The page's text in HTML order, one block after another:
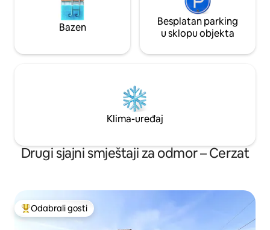
Bazen
Besplatan parking
u sklopu objekta
Klima-uređaj
Drugi sjajni smještaji za odmor – Cerzat
Među najviše rangiranima s oznakom „Odabrali gosti”
Odabrali gosti